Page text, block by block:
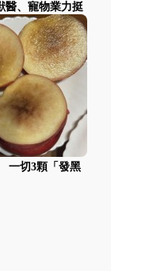
醫、寵物業力挺
一切3顆「發黑